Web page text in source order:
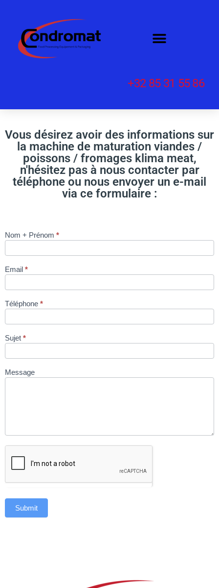
+32 85 31 55 86
Vous désirez avoir des informations sur
la machine de maturation viandes /
poissons / fromages klima meat,
n'hésitez pas à nous contacter par
téléphone ou nous envoyer un e-mail
via ce formulaire :
MATURATION
POISSONS
condromat.be
Nom + Prénom *
Email *
Téléphone *
Sujet *
Message
Submit